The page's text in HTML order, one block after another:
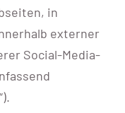
in
externer
Social-Media-